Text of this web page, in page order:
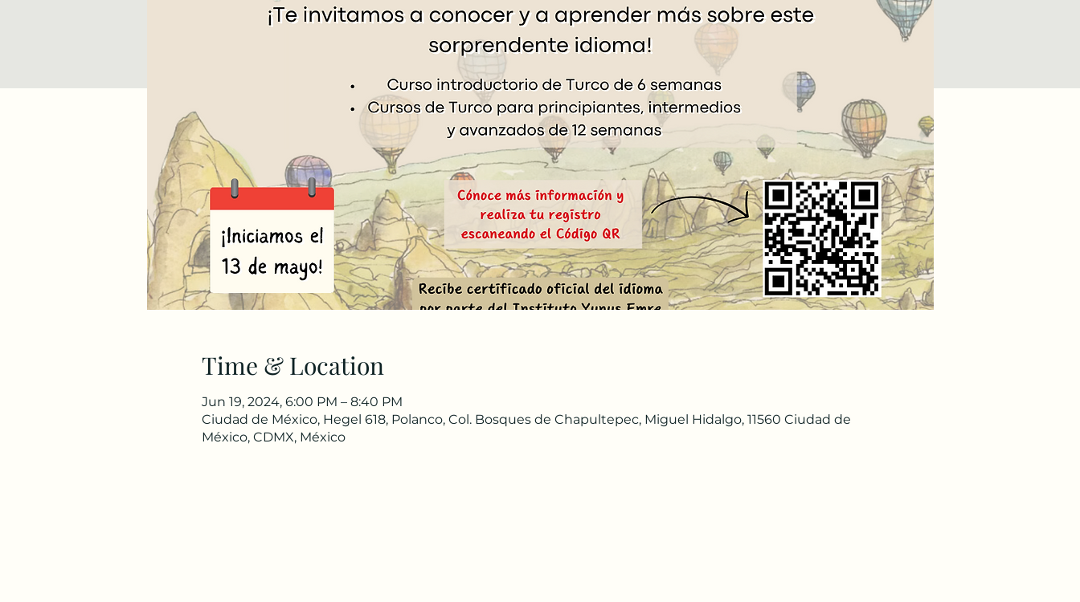
Time & Location
Jun 19, 2024, 6:00 PM – 8:40 PM
Ciudad de México, Hegel 618, Polanco, Col. Bosques de Chapultepec, Miguel Hidalgo, 11560 Ciudad de
México, CDMX, México